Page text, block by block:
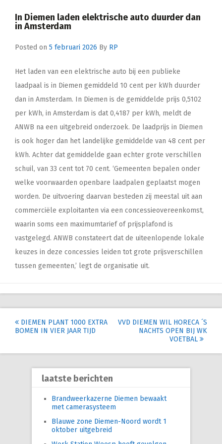
In Diemen laden elektrische auto duurder dan
in Amsterdam
Posted on 5 februari 2026 By RP
Het laden van een elektrische auto bij een publieke
laadpaal is in Diemen gemiddeld 10 cent per kWh duurder
dan in Amsterdam. In Diemen is de gemiddelde prijs 0,5102
per kWh, in Amsterdam is dat 0,4187 per kWh, meldt de
ANWB na een uitgebreid onderzoek. De laadprijs in Diemen
is ook hoger dan het landelijke gemiddelde van 48 cent per
kWh. Achter dat gemiddelde gaan echter grote verschillen
schuil, van 33 cent tot 70 cent. ‘Gemeenten bepalen onder
welke voorwaarden openbare laadpalen geplaatst mogen
worden. De uitvoering daarvan besteden zij meestal uit aan
commerciële exploitanten via een concessieovereenkomst,
waarin soms een maximumtarief of prijsplafond is
vastgelegd. ANWB constateert dat de uiteenlopende lokale
keuzes in deze concessies leiden tot grote prijsverschillen
tussen gemeenten,’ legt de organisatie uit.
Post
navigation
DIEMEN PLANT 1000 EXTRA
BOMEN IN VIER JAAR TIJD
VVD DIEMEN WIL HORECA ´S
NACHTS OPEN BIJ WK
VOETBAL
laatste berichten
Brandweerkazerne Diemen bewaakt
met camerasysteem
Blauwe zone Diemen-Noord wordt 1
oktober uitgebreid